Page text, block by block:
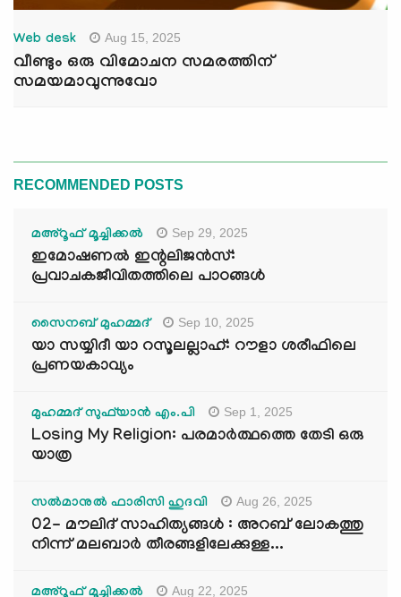
Web desk Aug 15, 2025
വീണ്ടും ഒരു വിമോചന സമരത്തിന്
സമയമാവുന്നുവോ
RECOMMENDED POSTS
മഅ്റൂഫ് മൂച്ചിക്കല്‍ Sep 29, 2025
ഇമോഷണൽ ഇന്റലിജൻസ്:
പ്രവാചകജീവിതത്തിലെ പാഠങ്ങൾ
സൈനബ് മുഹമ്മദ് Sep 10, 2025
യാ സയ്യിദീ യാ റസൂലല്ലാഹ്: റൗളാ ശരീഫിലെ
പ്രണയകാവ്യം
മുഹമ്മദ് സുഫ്‌യാൻ എം.പി Sep 1, 2025
Losing My Religion: പരമാർത്ഥത്തെ തേടി ഒരു
യാത്ര
സൽമാനുൽ ഫാരിസി ഹുദവി Aug 26, 2025
02- മൗലിദ് സാഹിത്യങ്ങൾ : അറബ് ലോകത്തു
നിന്ന് മലബാർ തീരങ്ങളിലേക്കുള്ള...
Aug 22, 2025